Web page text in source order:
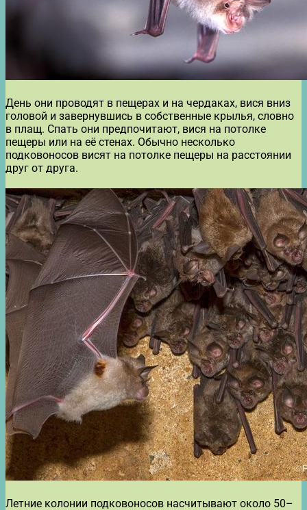
День они проводят в пещерах и на чердаках, вися вниз
головой и завернувшись в собственные крылья, словно
в плащ. Спать они предпочитают, вися на потолке
пещеры или на её стенах. Обычно несколько
подковоносов висят на потолке пещеры на расстоянии
друг от друга.
Летние колонии подковоносов насчитывают около 50–